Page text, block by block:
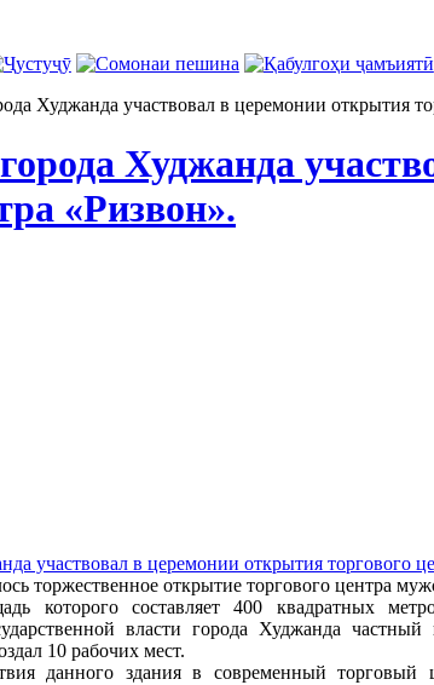
Худжанда участвовал в церемонии открытия
Худжанда
«Ризвон».
торжественное открытие торгового центра
которого составляет 400 квадратных
власти города Худжанда
10 рабочих мест.
данного здания в современный